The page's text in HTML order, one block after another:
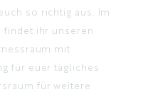
so richtig aus. Im
findet ihr unseren
mit
für euer tägliches
für weitere